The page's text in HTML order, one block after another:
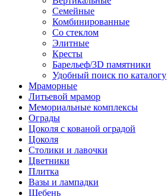
Семейные
Комбинированные
Со стеклом
Элитные
Кресты
Барельеф/3D памятники
Удобный поиск по каталогу
Мраморные
Литьевой мрамор
Мемориальные комплексы
Ограды
Цоколя с кованой оградой
Цоколя
Столики и лавочки
Цветники
Плитка
Вазы и лампадки
Щебень